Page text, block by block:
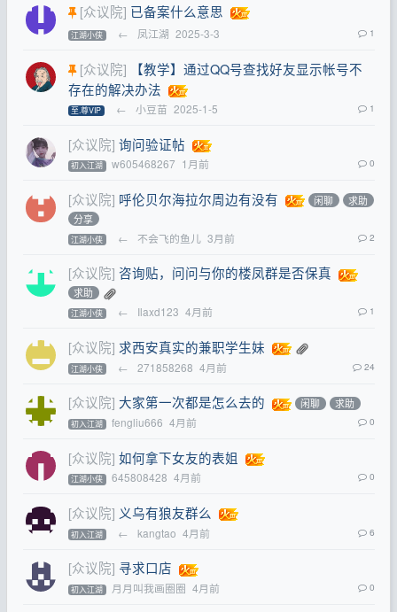
[众议院] 已备案什么意思
江湖小侠 ← 凤江湖 2025-3-3 1
[众议院]
【教学】通过QQ号查找好友显示帐号不
存在的解决办法
至.尊VIP ← 小豆苗 2025-1-5 1
[众议院] 询问验证帖
初入江湖 w605468267 1月前 0
[众议院] 呼伦贝尔海拉尔周边有没有 闲聊
求助
分享
江湖小侠 ← 不会飞的鱼儿 3月前 2
[众议院] 咨询贴，问问与你的楼凤群是否保真
求助
江湖小侠 ← Ilaxd123 4月前 1
[众议院] 求西安真实的兼职学生妹
江湖小侠 ← 271858268 4月前 24
[众议院] 大家第一次都是怎么去的 闲聊 求助
初入江湖 fengliu666 4月前 0
[众议院] 如何拿下女友的表姐
江湖小侠 645808428 4月前 0
[众议院] 义乌有狼友群么
初入江湖 ← kangtao 4月前 6
[众议院] 寻求口店
初入江湖 月月叫我画圈圈 4月前 0